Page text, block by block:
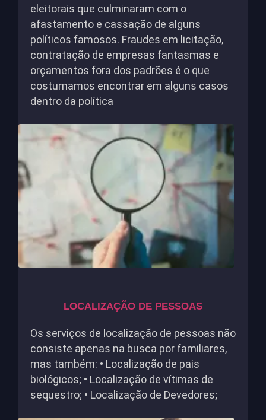
eleitorais que culminaram com o
afastamento e cassação de alguns
políticos famosos. Fraudes em licitação,
contratação de empresas fantasmas e
orçamentos fora dos padrões é o que
costumamos encontrar em alguns casos
dentro da política
LOCALIZAÇÃO DE PESSOAS
Os serviços de localização de pessoas não
consiste apenas na busca por familiares,
mas também: • Localização de pais
biológicos; • Localização de vítimas de
sequestro; • Localização de Devedores;